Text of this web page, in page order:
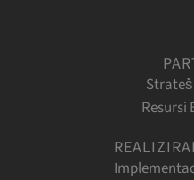
Resursi